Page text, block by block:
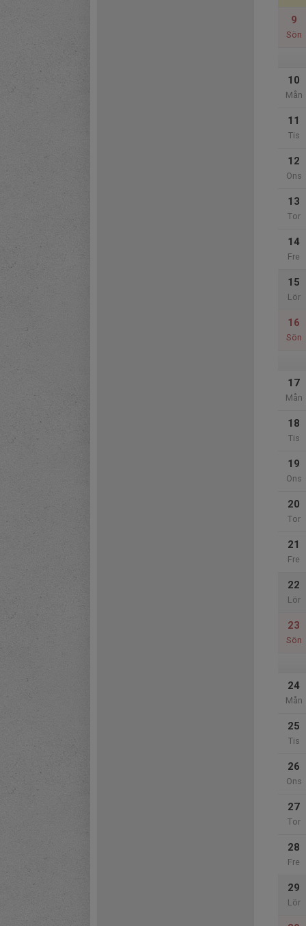
9
Sön
10
Mån
11
Tis
12
Ons
13
Tor
14
Fre
15
Lör
16
Sön
17
Mån
18
Tis
19
Ons
20
Tor
21
Fre
22
Lör
23
Sön
24
Mån
25
Tis
26
Ons
27
Tor
28
Fre
29
Lör